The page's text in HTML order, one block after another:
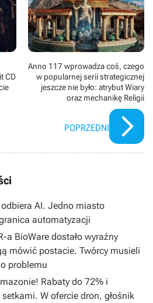
CD
Anno 117 wprowadza coś, czego
w popularnej serii strategicznej
jeszcze nie było: atrybut Wiary
oraz mechanikę Religii
POPRZEDNI
AI. Jedno miasto
automatyzacji
a BioWare dostało wyraźny
mówić postacie. Twórcy musieli
problemu
Rabaty do 72% i
W ofercie dron, głośnik